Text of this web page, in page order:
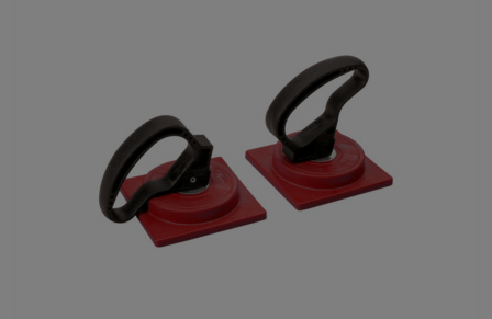
82057000000
Peso del producto (por artículo) 1072.500 g
170 mm
Anchura mínima de fijación